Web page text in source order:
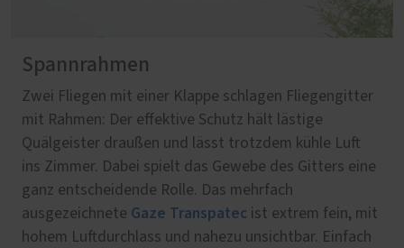
Spannrahmen
Zwei Fliegen mit einer Klappe schlagen Fliegengitter
mit Rahmen: Der effektive Schutz hält lästige
Quälgeister draußen und lässt trotzdem kühle Luft
ins Zimmer. Dabei spielt das Gewebe des Gitters eine
ganz entscheidende Rolle. Das mehrfach
ausgezeichnete Gaze Transpatec ist extrem fein, mit
hohem Luftdurchlass und nahezu unsichtbar. Einfach